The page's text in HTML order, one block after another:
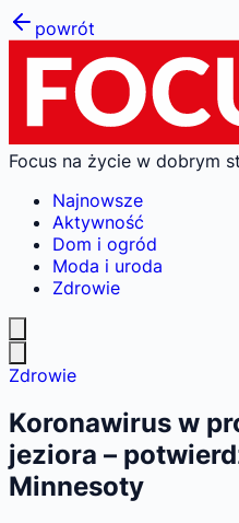
powrót
Focus na życie w dobrym
Najnowsze
Aktywność
Dom i ogród
Moda i uroda
Zdrowie
Zdrowie
Koronawirus w
jeziora –
Minnesoty